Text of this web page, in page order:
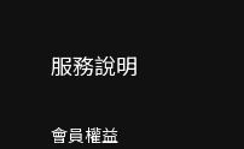
服務說明
會員權益